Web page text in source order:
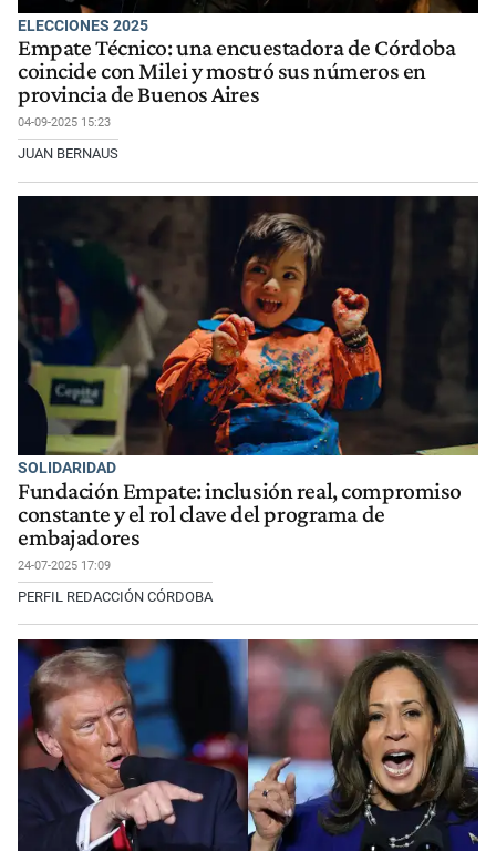
ELECCIONES 2025
Empate Técnico: una encuestadora de Córdoba
coincide con Milei y mostró sus números en
provincia de Buenos Aires
04-09-2025 15:23
JUAN BERNAUS
SOLIDARIDAD
Fundación Empate: inclusión real, compromiso
constante y el rol clave del programa de
embajadores
24-07-2025 17:09
PERFIL REDACCIÓN CÓRDOBA